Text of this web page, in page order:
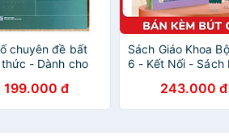
chuyên đề bất
- Dành cho
199.000 đ
Sách Giáo Khoa
6 - Kết Nối - Sách
(Không Sử)
Kèm 10 Bút Chì
243.000 đ